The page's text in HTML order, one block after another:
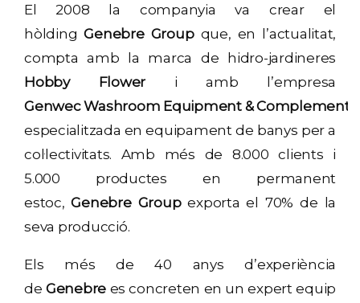
El 2008 la companyia va crear el
hòldingGenebre Groupque, en l’actualitat,
compta amb la marca de hidro-jardineres
Hobby Flower i amb l’empresa
Genwec Washroom Equipment & Complements
especialitzada en equipament de banys per a
col·lectivitats. Amb més de 8.000 clients i
5.000 productes en permanent
estoc, Genebre Groupexporta el 70% de la
seva producció.
Els més de 40 anys d’experiència
de Genebre es concreten en un expert equip